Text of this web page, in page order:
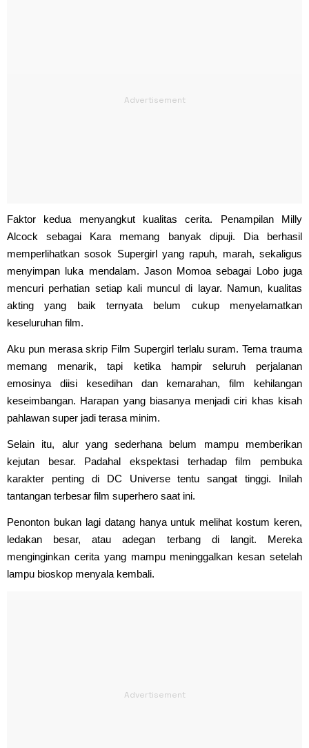
Faktor kedua menyangkut kualitas cerita. Penampilan Milly
Alcock sebagai Kara memang banyak dipuji. Dia berhasil
memperlihatkan sosok Supergirl yang rapuh, marah, sekaligus
menyimpan luka mendalam. Jason Momoa sebagai Lobo juga
mencuri perhatian setiap kali muncul di layar. Namun, kualitas
akting yang baik ternyata belum cukup menyelamatkan
keseluruhan film.
Aku pun merasa skrip Film Supergirl terlalu suram. Tema trauma
memang menarik, tapi ketika hampir seluruh perjalanan
emosinya diisi kesedihan dan kemarahan, film kehilangan
keseimbangan. Harapan yang biasanya menjadi ciri khas kisah
pahlawan super jadi terasa minim.
Selain itu, alur yang sederhana belum mampu memberikan
kejutan besar. Padahal ekspektasi terhadap film pembuka
karakter penting di DC Universe tentu sangat tinggi. Inilah
tantangan terbesar film superhero saat ini.
Penonton bukan lagi datang hanya untuk melihat kostum keren,
ledakan besar, atau adegan terbang di langit. Mereka
menginginkan cerita yang mampu meninggalkan kesan setelah
lampu bioskop menyala kembali.